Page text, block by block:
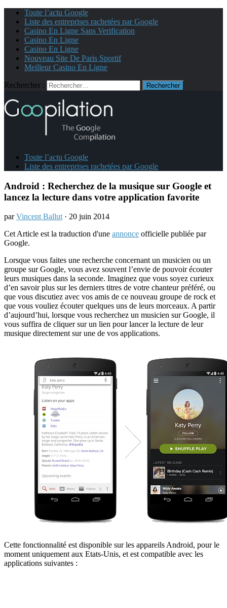
Toute l’actu Google
Liste des entreprises rachetées par Google
Casino En Ligne Sans Verification
Casino En Ligne
Casino En Ligne
Nouveau Site De Paris Sportif
Meilleur Casino En Ligne
Rechercher :
Toute l’actu Google
Liste des entreprises rachetées par Google
Android : Recherchez de la musique sur Google et
lancez la lecture dans votre application favorite
parVincent Ballut· 20 juin 2014
Cet Article est la traduction d'une annonce officielle publiée par
Google.
Lorsque vous faites une recherche concernant un musicien ou un
groupe sur Google, vous avez souvent l’envie de pouvoir écouter
leurs musiques dans la seconde. Imaginez que vous soyez curieux
d’en savoir plus sur les derniers titres de votre chanteur préféré, ou
que vous discutiez avec vos amis de ce nouveau groupe de rock et
que vous vouliez écouter quelques uns de leurs morceaux. A partir
d’aujourd’hui, lorsque vous recherchez un musicien sur Google, il
vous suffira de cliquer sur un lien pour lancer la lecture de leur
musique directement sur une de vos applications.
Cette fonctionnalité est disponible sur les appareils Android, pour le
moment uniquement aux Etats-Unis, et est compatible avec les
applications suivantes :